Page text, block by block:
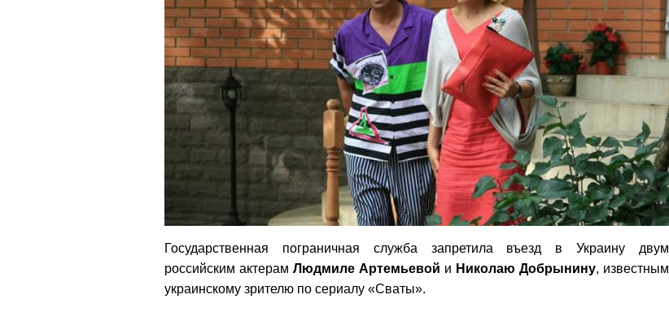
Государственная пограничная служба запретила въезд в Украину двум
российским актерам Людмиле Артемьевой и Николаю Добрынину, известным
украинскому зрителю по сериалу «Сваты».